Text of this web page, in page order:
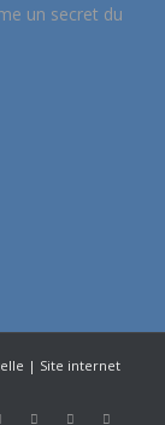
un secret du
| Site internet